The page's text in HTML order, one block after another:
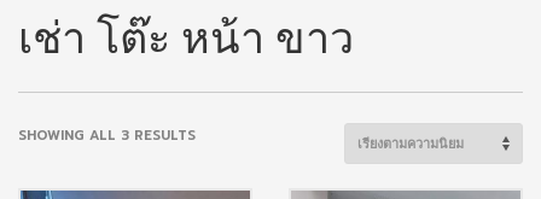
เช่า โต๊ะ หน้า ขาว
SHOWING ALL 3 RESULTSSORTED
POPULARITY